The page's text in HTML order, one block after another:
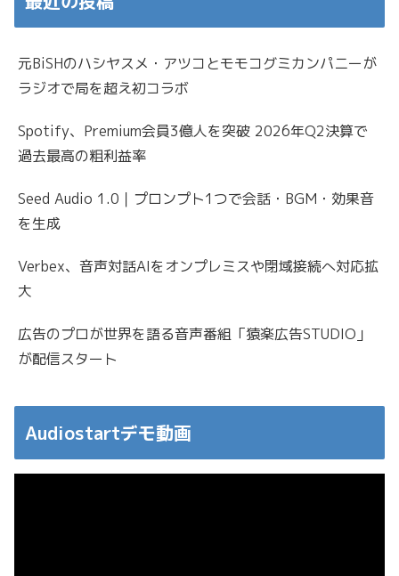
元BiSHのハシヤスメ・アツコとモモコグミカンパニーが
ラジオで局を超え初コラボ
Spotify、Premium会員3億人を突破 2026年Q2決算で
過去最高の粗利益率
Seed Audio 1.0｜プロンプト1つで会話・BGM・効果音
を生成
Verbex、音声対話AIをオンプレミスや閉域接続へ対応拡
大
広告のプロが世界を語る音声番組「猿楽広告STUDIO」
が配信スタート
Audiostartデモ動画